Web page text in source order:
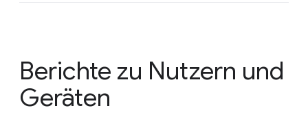
Berichte zu Nutzern und
Geräten